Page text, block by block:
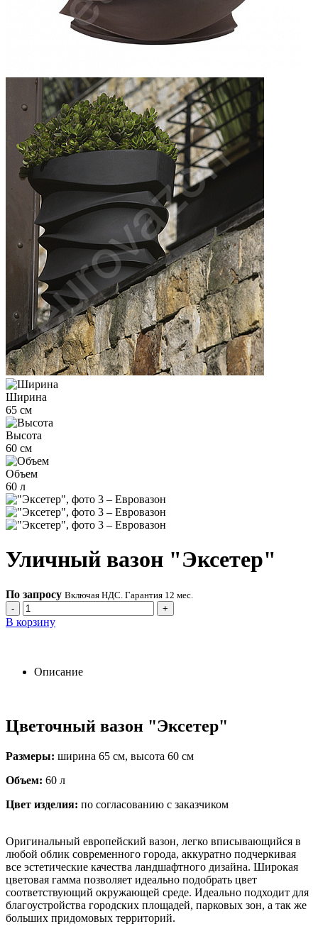
Ширина
65 см
Высота
60 см
Объем
60 л
Уличный вазон "Эксетер"
По запросу Включая НДС. Гарантия 12 мес.
-
+
В корзину
Описание
Цветочный вазон "Эксетер"
Размеры: ширина 65 см, высота 60 см
Объем: 60 л
Цвет изделия: по согласованию с заказчиком
Оригинальный европейский вазон, легко вписывающийся в
любой облик современного города, аккуратно подчеркивая
все эстетические качества ландшафтного дизайна. Широкая
цветовая гамма позволяет идеально подобрать цвет
соответствующий окружающей среде. Идеально подходит для
благоустройства городских площадей, парковых зон, а так же
больших придомовых территорий.